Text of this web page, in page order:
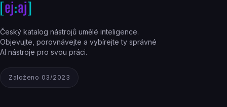
Český katalog nástrojů umělé inteligence.
Objevujte, porovnávejte a vybírejte ty správné
AI nástroje pro svou práci.
Založeno 03/2023